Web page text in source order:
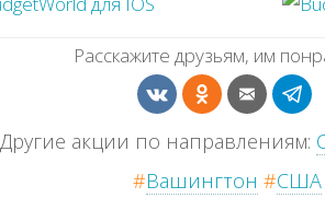
Расскажите друзьям, им
Другие акции по направлениям:
#Вашингтон #США